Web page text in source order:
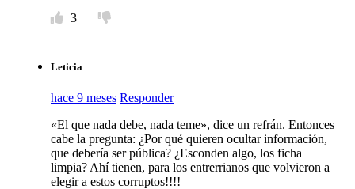
3
Leticia
hace 9 meses Responder
«El que nada debe, nada teme», dice un refrán. Entonces
cabe la pregunta: ¿Por qué quieren ocultar información,
que debería ser pública? ¿Esconden algo, los ficha
limpia? Ahí tienen, para los entrerrianos que volvieron a
elegir a estos corruptos!!!!